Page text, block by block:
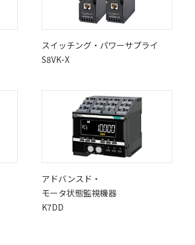
スイッチング・パワーサプライ
S8VK-X
アドバンスド・
モータ状態監視機器
K7DD